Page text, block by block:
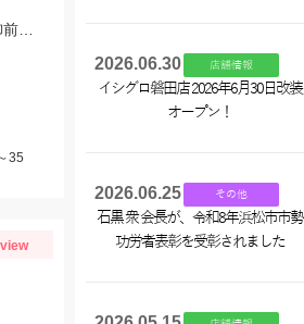
35
2026.06.30 店舗情報
イシグロ磐田店 2026年6月30日改装
オープン！
2026.06.25 その他
石黒 衆 会長が、令和8年浜松市市勢
功労者表彰を受彰されました